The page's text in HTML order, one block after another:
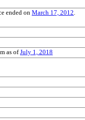
ended on March 17, 2012.
as ofJuly 1, 2018